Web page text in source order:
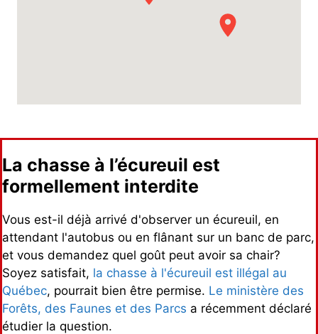
La chasse à l’écureuil est
formellement interdite
Vous est-il déjà arrivé d'observer un écureuil, en
attendant l'autobus ou en flânant sur un banc de parc,
et vous demandez quel goût peut avoir sa chair?
Soyez satisfait, la chasse à l'écureuil est illégal au
Québec, pourrait bien être permise. Le ministère des
Forêts, des Faunes et des Parcs a récemment déclaré
étudier la question.